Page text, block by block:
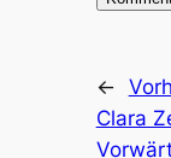
←
Clara